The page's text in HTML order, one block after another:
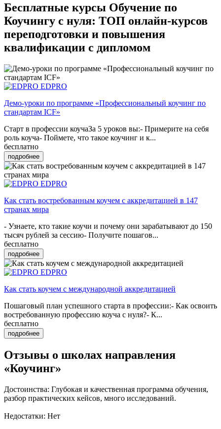
Бесплатные курсы Обучение по
Коучингу с нуля: ТОП онлайн-курсов
переподготовки и повышения
квалификации с дипломом
EDPRO
Демо-уроки по программе «Профессиональный коучинг по
стандартам ICF»
Старт в профессии коучаЗа 5 уроков вы:- Примерите на себя
роль коуча- Поймете, что такое коучинг и к...
бесплатно
подробнее
EDPRO
Как стать востребованным коучем с аккредитацией в 147
странах мира
- Узнаете, кто такие коучи и почему они зарабатывают до 150
тысяч рублей за сессию- Получите пошагов...
бесплатно
подробнее
EDPRO
Как стать коучем с международной аккредитацией
Пошаговый план успешного старта в профессии:- Как освоить
востребованную профессию ко уча с нуля?- К...
бесплатно
подробнее
Отзывы о школах направления
«Коучинг»
Достоинства: Глубокая и качественная программа обучения,
разбор практических кейсов, много исследований.
Недостатки: Нет